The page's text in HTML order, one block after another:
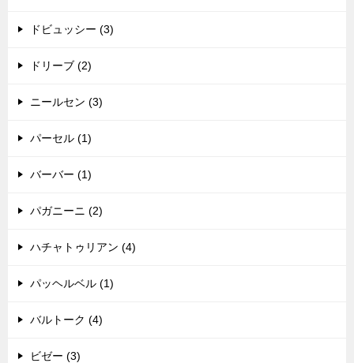
ドビュッシー (3)
ドリーブ (2)
ニールセン (3)
パーセル (1)
バーバー (1)
パガニーニ (2)
ハチャトゥリアン (4)
パッヘルベル (1)
バルトーク (4)
ビゼー (3)